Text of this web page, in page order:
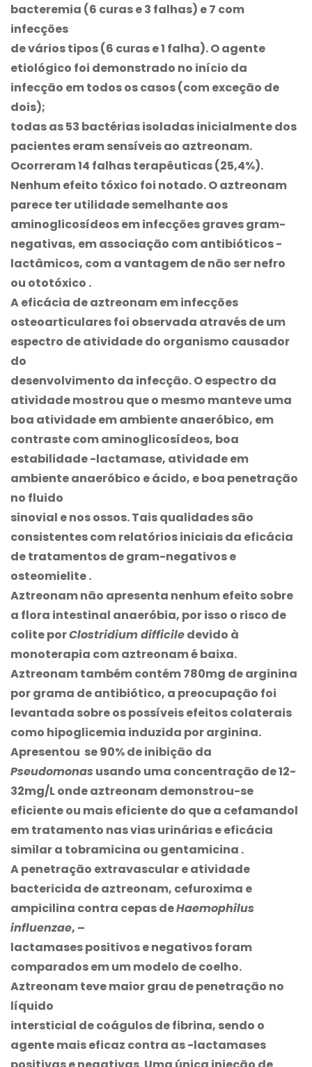
bacteremia (6 curas e 3 falhas) e 7 com
infecções
de vários tipos (6 curas e 1 falha). O agente
etiológico foi demonstrado no início da
infecção em todos os casos (com exceção de
dois);
todas as 53 bactérias isoladas inicialmente dos
pacientes eram sensíveis ao aztreonam.
Ocorreram 14 falhas terapêuticas (25,4%).
Nenhum efeito tóxico foi notado. O aztreonam
parece ter utilidade semelhante aos
aminoglicosídeos em infecções graves gram-
negativas, em associação com antibióticos -
lactâmicos, com a vantagem de não ser nefro
ou ototóxico .
A eficácia de aztreonam em infecções
osteoarticulares foi observada através de um
espectro de atividade do organismo causador
do
desenvolvimento da infecção. O espectro da
atividade mostrou que o mesmo manteve uma
boa atividade em ambiente anaeróbico, em
contraste com aminoglicosídeos, boa
estabilidade -lactamase, atividade em
ambiente anaeróbico e ácido, e boa penetração
no fluido
sinovial e nos ossos. Tais qualidades são
consistentes com relatórios iniciais da eficácia
de tratamentos de gram-negativos e
osteomielite .
Aztreonam não apresenta nenhum efeito sobre
a flora intestinal anaeróbia, por isso o risco de
colite porClostridium difficiledevido à
monoterapia com aztreonam é baixa.
Aztreonam também contém 780mg de arginina
por grama de antibiótico, a preocupação foi
levantada sobre os possíveis efeitos colaterais
como hipoglicemia induzida por arginina.
Apresentou ­ se 90% de inibição da
Pseudomonas usando uma concentração de 12-
32mg/L onde aztreonam demonstrou-se
eficiente ou mais eficiente do que a cefamandol
em tratamento nas vias urinárias e eficácia
similar a tobramicina ou gentamicina .
A penetração extravascular e atividade
bactericida de aztreonam, cefuroxima e
ampicilina contra cepas deHaemophilus
influenzae, –
lactamases positivos e negativos foram
comparados em um modelo de coelho.
Aztreonam teve maior grau de penetração no
líquido
intersticial de coágulos de fibrina, sendo o
agente mais eficaz contra as -lactamases